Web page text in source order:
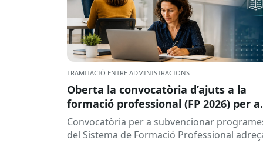
TRAMITACIÓ ENTRE ADMINISTRACIONS
Oberta la convocatòria d’ajuts a la
formació professional (FP 2026) per a
persones treballadores ocupades
Convocatòria per a subvencionar
del Sistema de Formació Professional